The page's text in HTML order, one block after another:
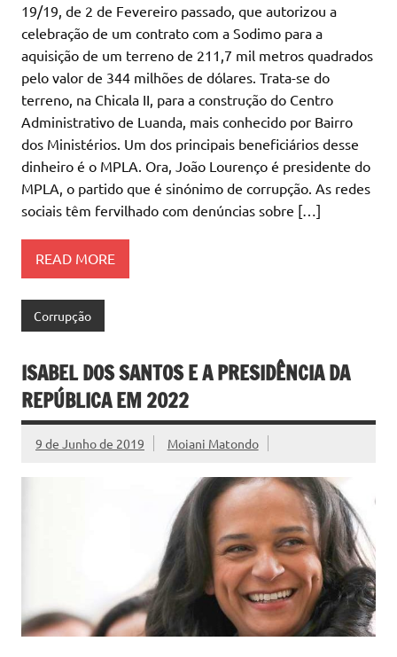
19/19, de 2 de Fevereiro passado, que autorizou a
celebração de um contrato com a Sodimo para a
aquisição de um terreno de 211,7 mil metros quadrados
pelo valor de 344 milhões de dólares. Trata-se do
terreno, na Chicala II, para a construção do Centro
Administrativo de Luanda, mais conhecido por Bairro
dos Ministérios. Um dos principais beneficiários desse
dinheiro é o MPLA. Ora, João Lourenço é presidente do
MPLA, o partido que é sinónimo de corrupção. As redes
sociais têm fervilhado com denúncias sobre […]
READ MORE
Corrupção
ISABEL DOS SANTOS E A PRESIDÊNCIA DA
REPÚBLICA EM 2022
9 de Junho de 2019 Moiani Matondo